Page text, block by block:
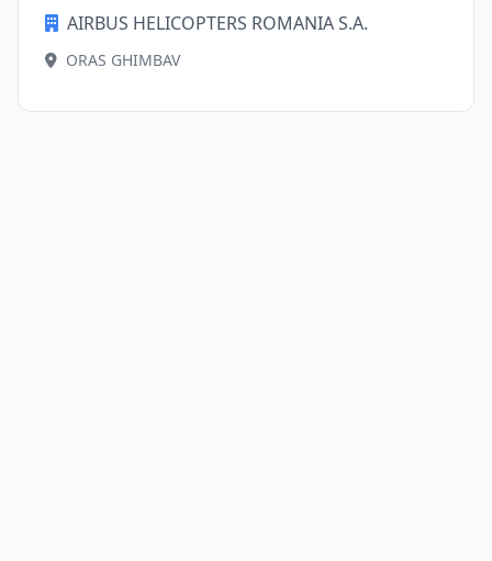
AIRBUS HELICOPTERS ROMANIA S.A.
ORAS GHIMBAV